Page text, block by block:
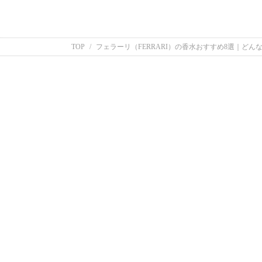
TOP フェラーリ（FERRARI）の香水おすすめ8選｜どん